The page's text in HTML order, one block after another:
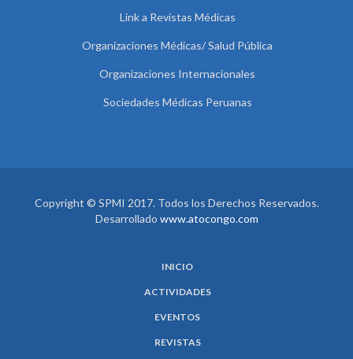
Link a Revistas Médicas
Organizaciones Médicas/ Salud Pública
Organizaciones Internacionales
Sociedades Médicas Peruanas
Copyright © SPMI 2017. Todos los Derechos Reservados.
Desarrollado www.atocongo.com
INICIO
ACTIVIDADES
EVENTOS
REVISTAS